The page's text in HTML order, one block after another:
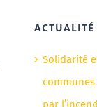
ACTUALITÉ
Solidarité
par